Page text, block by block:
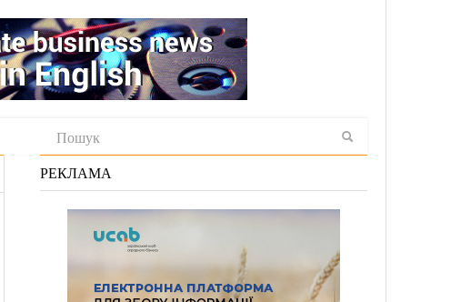
РЕКЛАМА